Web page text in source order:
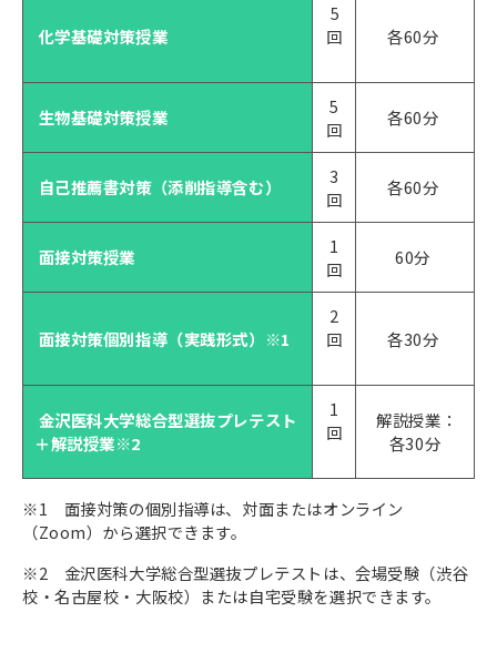
化学基礎対策授業
5
回
各60分
生物基礎対策授業
5
回
各60分
自己推薦書対策（添削指導含む）
3
回
各60分
面接対策授業
1
回
60分
面接対策個別指導（実践形式）※1
2
回
各30分
金沢医科大学総合型選抜プレテスト
＋解説授業※2
1
回
解説授業：
各30分
※1 面接対策の個別指導は、対面またはオンライン
（Zoom）から選択できます。
※2 金沢医科大学総合型選抜プレテストは、会場受験（渋谷
校・名古屋校・大阪校）または自宅受験を選択できます。